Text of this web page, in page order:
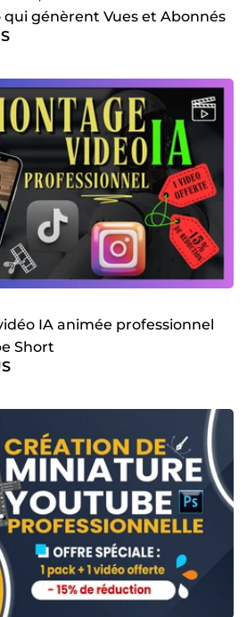
la mienne. 💡 Force de
vos idées, j’apporte ma vision et
⚡ Précision &amp; efficacité : Un
qui en vaut vraiment
ONT VU LEUR ENGAGEMENT
À DES VIDÉOS OPTIMISÉES
🎯 Et surtout… je n’aime
de l’argent. Je suis pragmatique et
juste des résultats. ✔️ Un travail
✔️ Un accompagnement sur-
🎁🎁 OFFRE SPECIALE
= 1 VIDEO OFFRE + 1 REDUCTION
Si vous cherchez un PARTENAIRE DE
votre image et vos projets
MOI et voyons comment je peux
objectifs ! 🚀🎨🎬
génèrent Vues et Abonnés
IA animée professionnel
Short